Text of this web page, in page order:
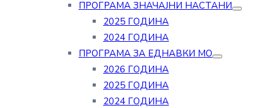
ПРОГРАМА ЗНАЧАЈНИ НАСТАНИ
2025 ГОДИНА
2024 ГОДИНА
ПРОГРАМА ЗА ЕДНАВКИ МО
2026 ГОДИНА
2025 ГОДИНА
2024 ГОДИНА